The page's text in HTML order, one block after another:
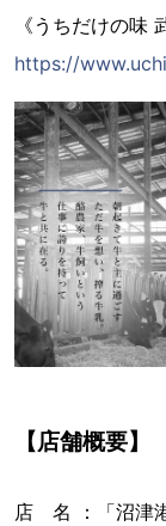
《うちだけの味
https://
【店舗概要】
店 名 ：「沼津